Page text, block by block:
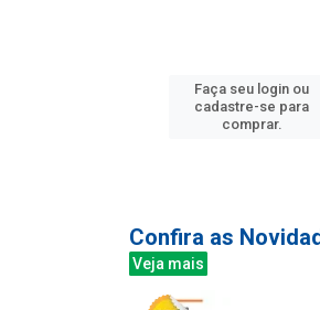
Faça seu login ou
cadastre-se para
comprar.
Confira as
Veja mais